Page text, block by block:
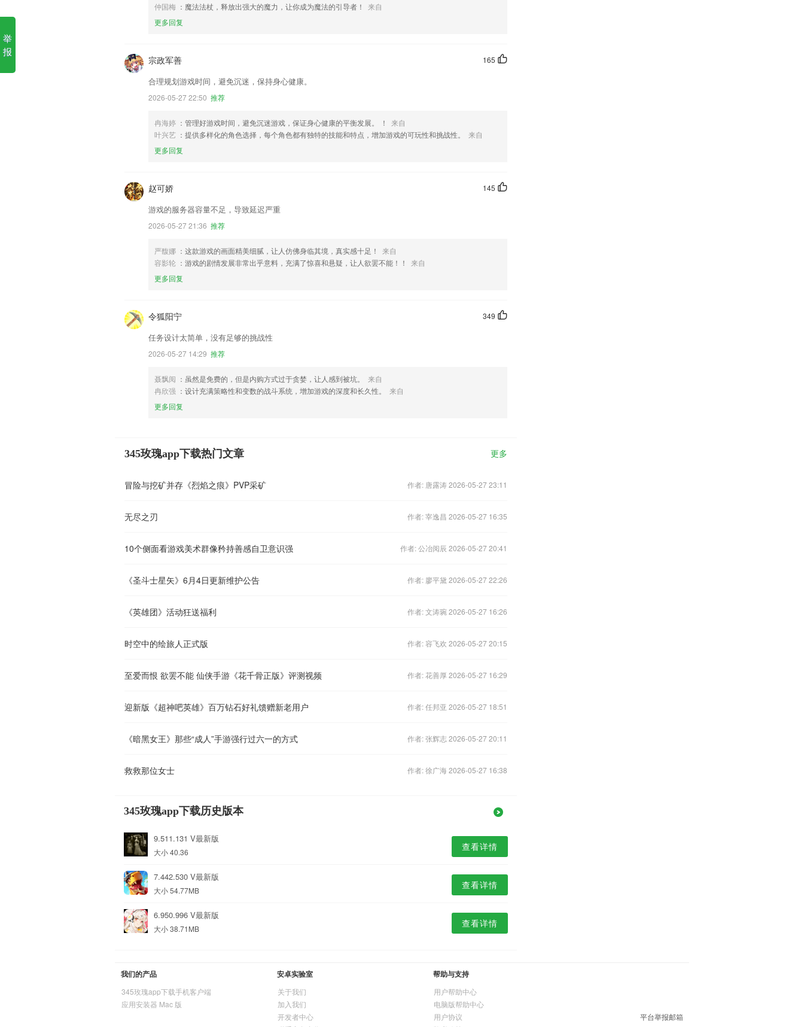
仲国梅 ：魔法法杖，释放出强大的魔力，让你成为魔法的引导者！
来自
更多回复
165
宗政军善
合理规划游戏时间，避免沉迷，保持身心健康。
2026-05-27 22:50 推荐
冉海婷 ：管理好游戏时间，避免沉迷游戏，保证身心健康的平衡发展。 ！
来自
叶兴艺 ：提供多样化的角色选择，每个角色都有独特的技能和特点，增加游戏的可玩性和挑战性。
来自
更多回复
145
赵可娇
游戏的服务器容量不足，导致延迟严重
2026-05-27 21:36 推荐
严馥娜 ：这款游戏的画面精美细腻，让人仿佛身临其境，真实感十足！
来自
容影轮 ：游戏的剧情发展非常出乎意料，充满了惊喜和悬疑，让人欲罢不能！！
来自
更多回复
349
令狐阳宁
任务设计太简单，没有足够的挑战性
2026-05-27 14:29 推荐
聂飘阅 ：虽然是免费的，但是内购方式过于贪婪，让人感到被坑。
来自
冉欣强 ：设计充满策略性和变数的战斗系统，增加游戏的深度和长久性。
来自
更多回复
345玫瑰app下载热门文章 更多
冒险与挖矿并存《烈焰之痕》PVP采矿 作者: 唐露涛 2026-05-27 23:11
无尽之刃 作者: 宰逸昌 2026-05-27 16:35
10个侧面看游戏美术群像矜持善感自卫意识强 作者: 公冶阅辰 2026-05-27 20:41
《圣斗士星矢》6月4日更新维护公告 作者: 廖平黛 2026-05-27 22:26
《英雄团》活动狂送福利 作者: 文涛琬 2026-05-27 16:26
时空中的绘旅人正式版 作者: 容飞欢 2026-05-27 20:15
至爱而恨 欲罢不能 仙侠手游《花千骨正版》评测视频 作者: 花善厚 2026-05-27 16:29
迎新版《超神吧英雄》百万钻石好礼馈赠新老用户 作者: 任邦亚 2026-05-27 18:51
《暗黑女王》那些“成人”手游强行过六一的方式 作者: 张辉志 2026-05-27 20:11
救救那位女士 作者: 徐广海 2026-05-27 16:38
345玫瑰app下载历史版本
9.511.131 V最新版
大小 40.36 查看详情
7.442.530 V最新版
大小 54.77MB 查看详情
6.950.996 V最新版
大小 38.71MB 查看详情
我们的产品
345玫瑰app下载手机客户端
应用安装器 Mac 版
安卓实验室
关于我们
加入我们
开发者中心
帮助与支持
用户帮助中心
电脑版帮助中心
用户协议
平台举报邮箱
举
报